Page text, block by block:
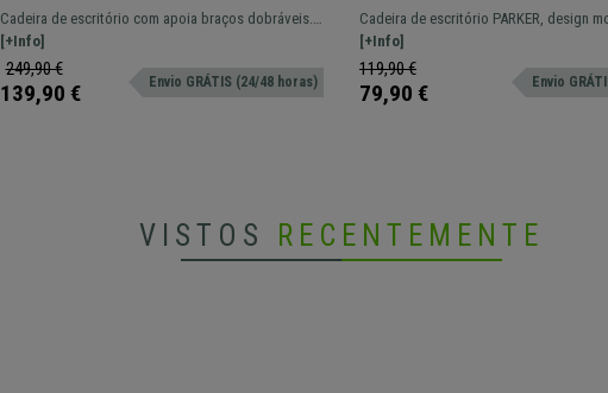
Rebatíveis, Design Ergonómico, Cor
Preto
Cadeira de escritório com apoia braços dobráveis.
Envio em 24|48H
[+Info]
249,90 €
139,90 € Envio GRÁTIS (24/48 horas)
Moderno Com Costuras
Acolchoada, Em Pele, Cor
Cadeira de escritório PARKER, design
costuras visíveis, estofamento em pele.
[+Info]
119,90 €
79,90 € Envio
VISTOS RECENTEMENTE